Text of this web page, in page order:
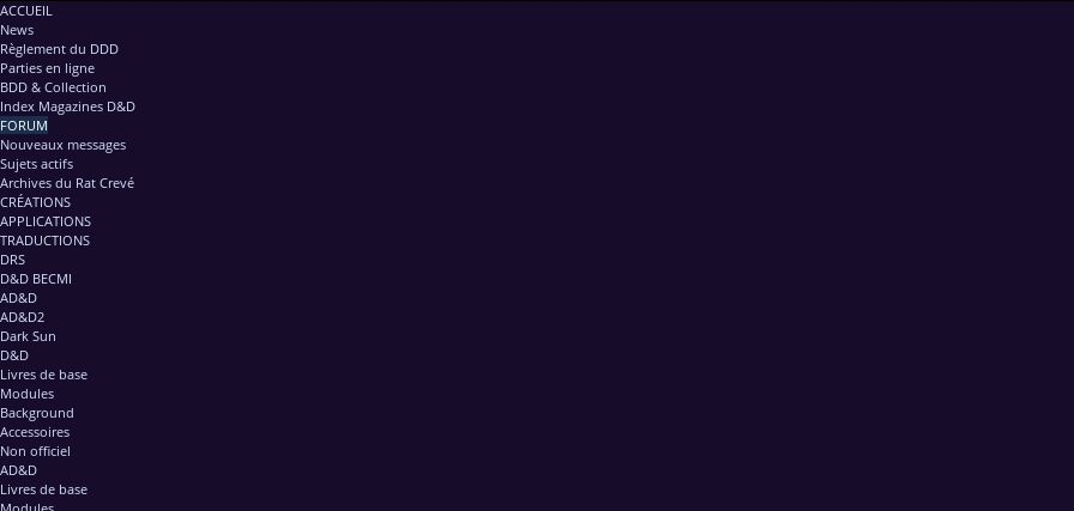
ACCUEIL
News
Règlement du DDD
Parties en ligne
BDD & Collection
Index Magazines D&D
FORUM
Nouveaux messages
Sujets actifs
Archives du Rat Crevé
CRÉATIONS
APPLICATIONS
TRADUCTIONS
DRS
D&D BECMI
AD&D
AD&D2
Dark Sun
D&D
Livres de base
Modules
Background
Accessoires
Non officiel
AD&D
Livres de base